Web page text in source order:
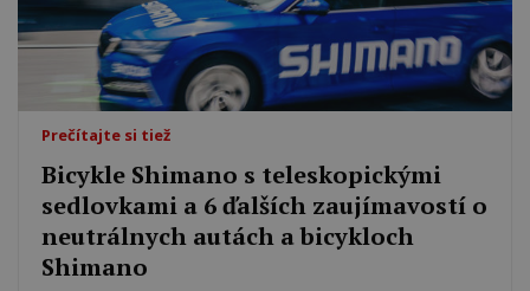
Prečítajte si tiež
Bicykle Shimano s teleskopickými
sedlovkami a 6 ďalších zaujímavostí o
neutrálnych autách a bicykloch
Shimano